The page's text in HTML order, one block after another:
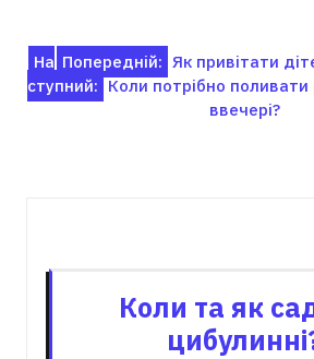
Навігація
записів
Попередній: Як привітати
На
ступний: Коли потрібно поливати
ввечері?
Коли та як